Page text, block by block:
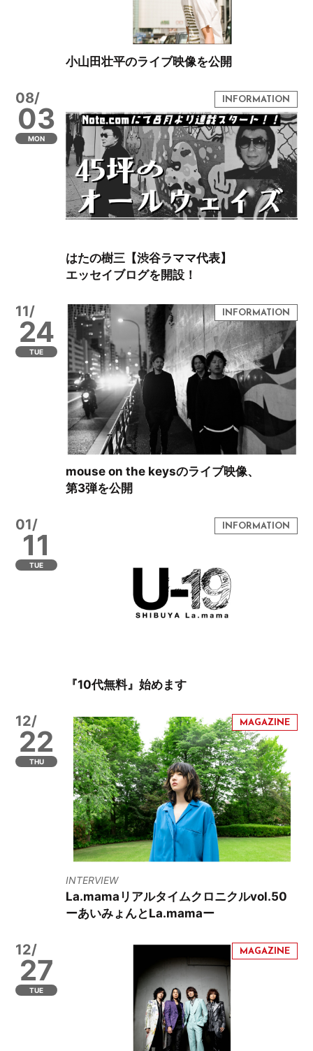
小山田壮平のライブ映像を公開
08/
03
MON
はたの樹三【渋谷ラママ代表】
エッセイブログを開設！
11/
24
TUE
mouse on the keysのライブ映像、
第3弾を公開
01/
11
TUE
『10代無料』始めます
12/
22
THU
INTERVIEW
La.mamaリアルタイムクロニクルvol.50
ーあいみょんとLa.mamaー
12/
27
TUE